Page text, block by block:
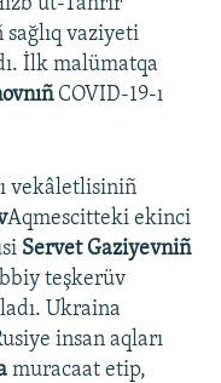
sağlıq vaziyeti
İlk malümatqa
COVID-19-ı
vekâletlisiniñ
Aqmescitteki ekinci
Servet Gaziyevniñ
teşkerüv
Ukraina
insan aqları
muracaat etip,